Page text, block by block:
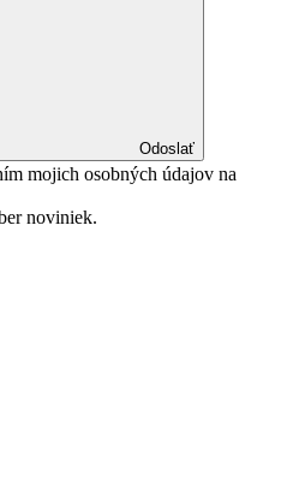
Odoslať
mojich osobných údajov na
noviniek.